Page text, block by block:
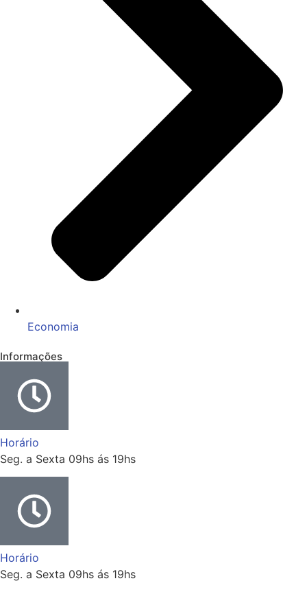
Economia
Informações
Horário
Seg. a Sexta 09hs ás 19hs
Horário
Seg. a Sexta 09hs ás 19hs